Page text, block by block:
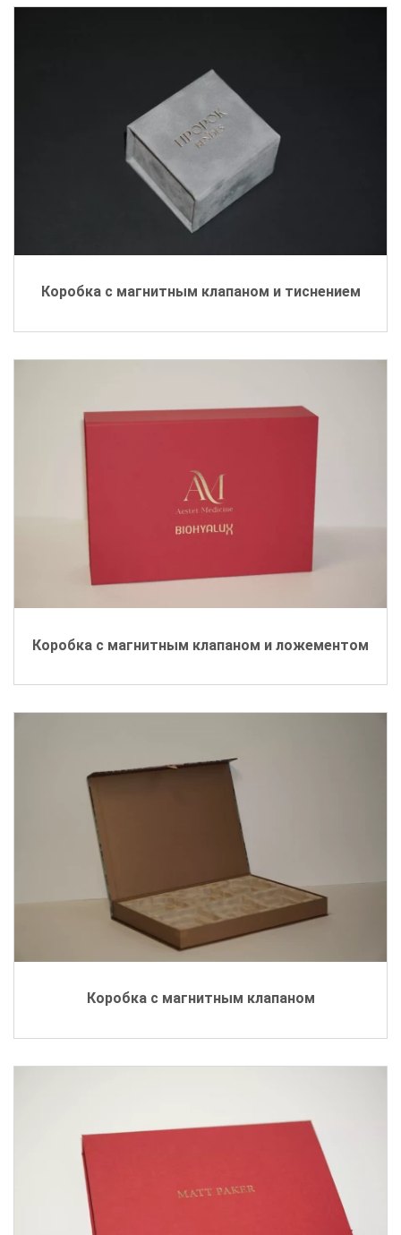
Коробка с магнитным клапаном и тиснением
Коробка с магнитным клапаном и ложементом
Коробка с магнитным клапаном